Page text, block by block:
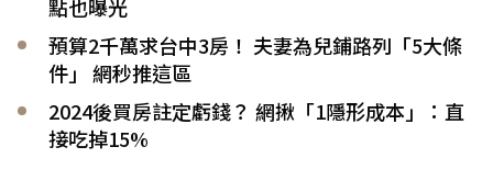
點也曝光
預算2千萬求台中3房！ 夫妻為兒鋪路列「5大條
件」 網秒推這區
2024後買房註定虧錢？ 網揪「1隱形成本」：直
接吃掉15%